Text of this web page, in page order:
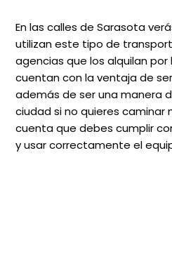
En las calles de Sarasota
utilizan este tipo de
agencias que los alquilan por
cuentan con la ventaja de
además de ser una manera
ciudad si no quieres caminar
cuenta que debes cumplir
y usar correctamente el